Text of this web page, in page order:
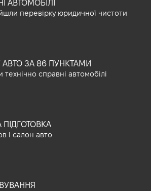
АВТОМОБІЛІ
перевірку юридичної чистоти
ЗА 86 ПУНКТАМИ
справні автомобілі
і салон авто